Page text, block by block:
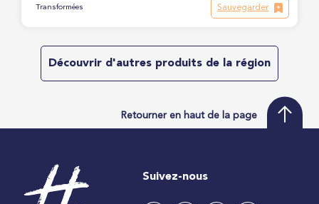
Transformées Sauvegarder
Découvrir d'autres produits de la région
Retourner en haut de la page
Suivez-nous